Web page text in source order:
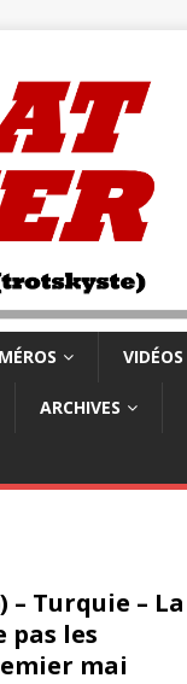
VIDÉOS
ARCHIVES
– Turquie – La
pas les
mai